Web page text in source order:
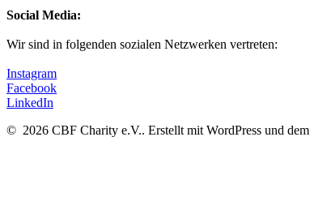
Social Media:
Wir sind in folgenden sozialen Netzwerken vertreten:
Instagram
Facebook
LinkedIn
© 2026 CBF Charity e.V.. Erstellt mit WordPress und dem